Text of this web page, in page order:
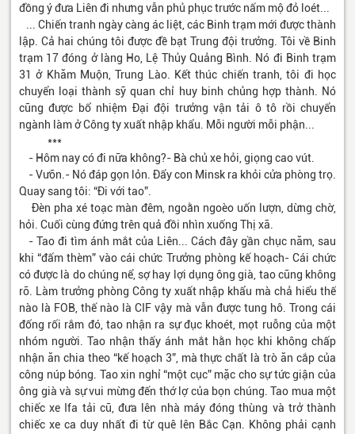
đồng ý đưa Liên đi nhưng vẫn phủ phục trước nấm mộ đỏ loét...
... Chiến tranh ngày càng ác liệt, các Binh trạm mới được thành
lập. Cả hai chúng tôi được đề bạt Trung đội trưởng. Tôi về Binh
trạm 17 đóng ở làng Ho, Lệ Thủy Quảng Bình. Nó đi Binh trạm
31 ở Khăm Muộn, Trung Lào. Kết thúc chiến tranh, tôi đi học
chuyển loại thành sỹ quan chỉ huy binh chủng hợp thành. Nó
cũng được bổ nhiệm Đại đội trưởng vận tải ô tô rồi chuyển
ngành làm ở Công ty xuất nhập khẩu. Mỗi người mỗi phận...
***
- Hôm nay có đi nữa không?- Bà chủ xe hỏi, giọng cao vút.
- Vưỡn.- Nó đáp gọn lỏn. Đẩy con Minsk ra khỏi cửa phòng trọ.
Quay sang tôi: “Đi với tao”.
Đèn pha xé toạc màn đêm, ngoằn ngoèo uốn lượn, dừng chờ,
hỏi. Cuối cùng đứng trên quả đồi nhìn xuống Thị xã.
- Tao đi tìm ánh mắt của Liên... Cách đây gần chục năm, sau
khi “đấm thèm” vào cái chức Trưởng phòng kế hoạch- Cái chức
có được là do chúng nể, sợ hay lợi dụng ông già, tao cũng không
rõ. Làm trưởng phòng Công ty xuất nhập khẩu mà chả hiểu thế
nào là FOB, thế nào là CIF vậy mà vẫn được tung hô. Trong cái
đống rối rắm đó, tao nhận ra sự đục khoét, mọt ruỗng của một
nhóm người. Tao nhận thấy ánh mắt hằn học khi không chấp
nhận ăn chia theo “kế hoạch 3”, mà thực chất là trò ăn cắp của
công núp bóng. Tao xin nghỉ “một cục” mặc cho sự tức giận của
ông già và sự vui mừng đến thớ lợ của bọn chúng. Tao mua một
chiếc xe Ifa tải cũ, đưa lên nhà máy đóng thùng và trở thành
chiếc xe ca duy nhất đi từ quê lên Bắc Cạn. Không phải cạnh